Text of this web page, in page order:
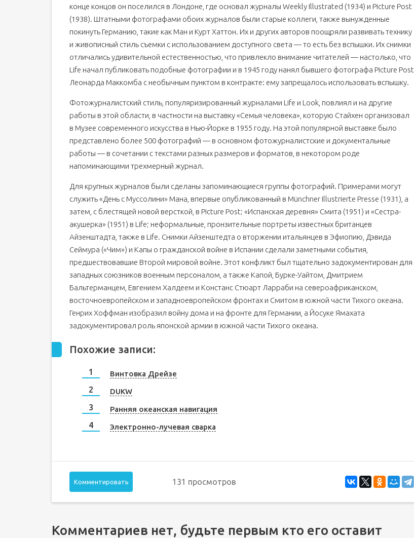
конце концов он поселился в Лондоне, где основал журналы Weekly Illustrated (1934) и Picture Post
(1938). Штатными фотографами обоих журналов были старые коллеги, также вынужденные
покинуть Германию, такие как Ман и Курт Хаттон. Их и других авторов поощряли развивать технику
и живописный стиль съемки с использованием доступного света — то есть без вспышки. Их снимки
отличались удивительной естественностью, что привлекло внимание читателей — настолько, что
Life начал публиковать подобные фотографии и в 1945 году нанял бывшего фотографа Picture Post
Леонарда Маккомба с необычным пунктом в контракте: ему запрещалось использовать вспышку.
Фотожурналистский стиль, популяризированный журналами Life и Look, повлиял и на другие
работы в этой области, в частности на выставку «Семья человека», которую Стайхен организовал
в Музее современного искусства в Нью-Йорке в 1955 году. На этой популярной выставке было
представлено более 500 фотографий — в основном фотожурналистские и документальные
работы — в сочетании с текстами разных размеров и форматов, в некотором роде
напоминающими трехмерный журнал.
Для крупных журналов были сделаны запоминающиеся группы фотографий. Примерами могут
служить «День с Муссолини» Мана, впервые опубликованный в Münchner Illustrierte Presse (1931), а
затем, с блестящей новой версткой, в Picture Post; «Испанская деревня» Смита (1951) и «Сестра-
акушерка» (1951) в Life; неформальные, пронзительные портреты известных британцев
Айзенштадта, также в Life. Снимки Айзенштедта о вторжении итальянцев в Эфиопию, Дэвида
Сеймура («Чим») и Капы о гражданской войне в Испании сделали заметными события,
предшествовавшие Второй мировой войне. Этот конфликт был тщательно задокументирован для
западных союзников военным персоналом, а также Капой, Бурке-Уайтом, Дмитрием
Бальтерманцем, Евгением Халдеем и Констанс Стюарт Ларраби на североафриканском,
восточноевропейском и западноевропейском фронтах и Смитом в южной части Тихого океана.
Генрих Хоффман изобразил войну дома и на фронте для Германии, а Йосуке Ямахата
задокументировал роль японской армии в южной части Тихого океана.
Похожие записи:
Винтовка Дрейзе
DUKW
Ранняя океанская навигация
Электронно-лучевая сварка
Комментировать 131 просмотров
Комментариев нет, будьте первым кто его оставит